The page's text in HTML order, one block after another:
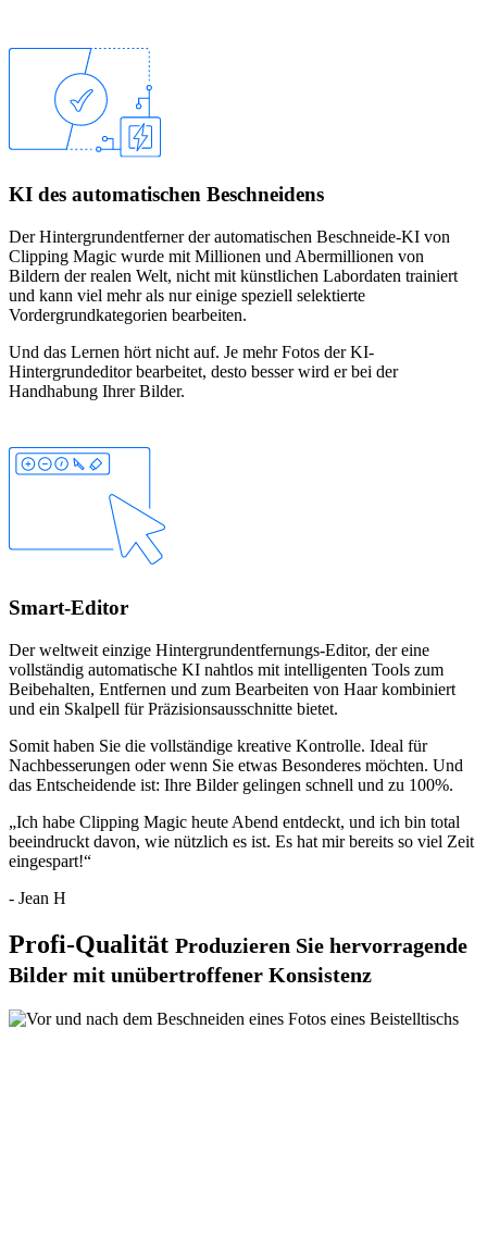
KI des automatischen Beschneidens
Der Hintergrundentferner der automatischen Beschneide-KI von
Clipping Magic wurde mit Millionen und Abermillionen von
Bildern der realen Welt, nicht mit künstlichen Labordaten trainiert
und kann viel mehr als nur einige speziell selektierte
Vordergrundkategorien bearbeiten.
Und das Lernen hört nicht auf. Je mehr Fotos der KI-
Hintergrundeditor bearbeitet, desto besser wird er bei der
Handhabung Ihrer Bilder.
Smart-Editor
Der weltweit einzige Hintergrundentfernungs-Editor, der eine
vollständig automatische KI nahtlos mit intelligenten Tools zum
Beibehalten, Entfernen und zum Bearbeiten von Haarkombiniert
und ein Skalpell für Präzisionsausschnitte bietet.
Somit haben Sie die vollständige kreative Kontrolle. Ideal für
Nachbesserungen oder wenn Sie etwas Besonderes möchten. Und
das Entscheidende ist: Ihre Bilder gelingen schnell und zu 100%.
„Ich habe Clipping Magic heute Abend entdeckt, und ich bin total
beeindruckt davon, wie nützlich es ist. Es hat mir bereits so viel Zeit
eingespart!“
- Jean H
Profi-Qualität Produzieren Sie hervorragende
Bilder mit unübertroffener Konsistenz